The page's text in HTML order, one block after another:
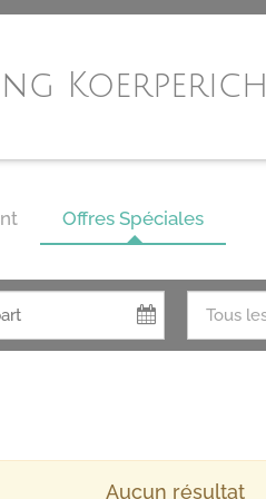
Koerperich
Offres Spéciales
Aucun résultat